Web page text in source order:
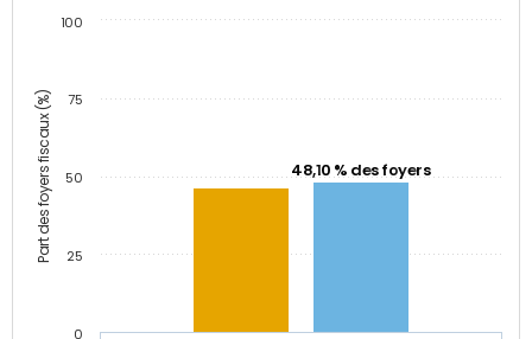
Part des foyers fiscaux (%) 48,10 % des foyers
0
25
50
75
100